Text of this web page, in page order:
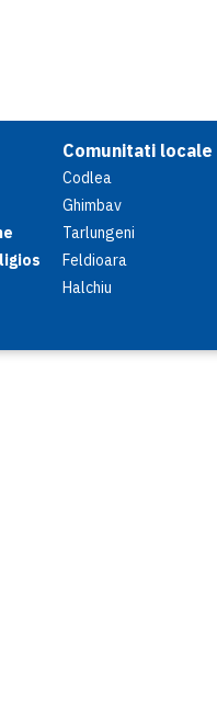
Comunitati locale
Codlea
Ghimbav
Tarlungeni
Feldioara
Halchiu